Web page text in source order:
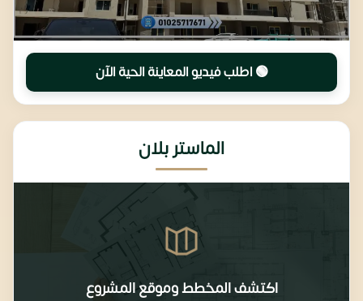
🟢 اطلب فيديو المعاينة الحية الآن
الماستر بلان
اكتشف المخطط وموقع المشروع